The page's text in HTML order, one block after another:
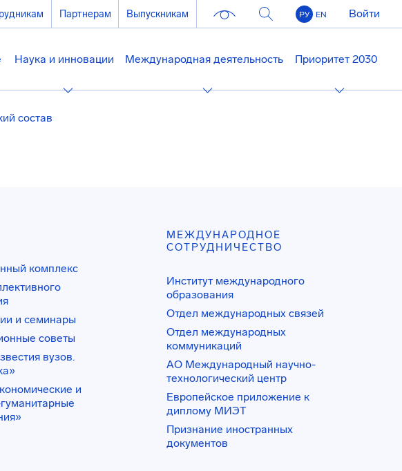
Партнерам Выпускникам РУ EN Войти
Наука и инновации Международная деятельность Приоритет 2030
состав
комплекс
и семинары
советы
вузов.
и
МЕЖДУНАРОДНОЕ
СОТРУДНИЧЕСТВО
Институт международного
образования
Отдел международных связей
Отдел международных
коммуникаций
АО Международный научно-
технологический центр
Европейское приложение к
диплому МИЭТ
Признание иностранных
документов